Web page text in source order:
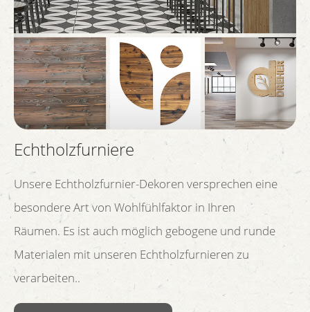
Echtholzfurniere
Unsere Echtholzfurnier-Dekoren versprechen eine
besondere Art von Wohlfühlfaktor in Ihren
Räumen. Es ist auch möglich gebogene und runde
Materialen mit unseren Echtholzfurnieren zu
verarbeiten..